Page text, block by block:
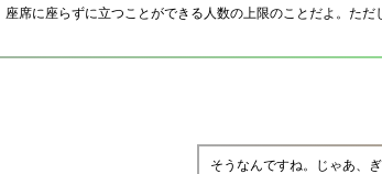
座席に座らずに立つことができる人数の上限のことだよ。た
そうなんですね。じゃあ、